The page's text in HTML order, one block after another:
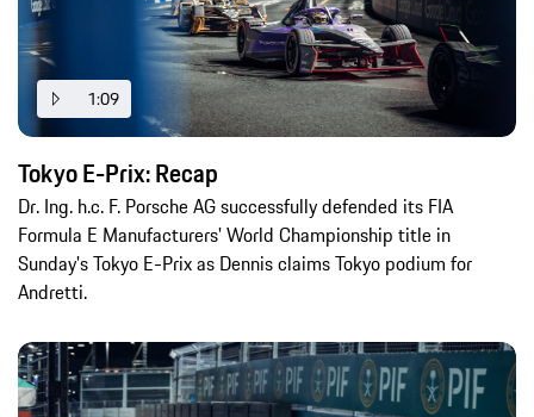
1:09
Tokyo E-Prix: Recap
Dr. Ing. h.c. F. Porsche AG successfully defended its FIA
Formula E Manufacturers' World Championship title in
Sunday's Tokyo E-Prix as Dennis claims Tokyo podium for
Andretti.